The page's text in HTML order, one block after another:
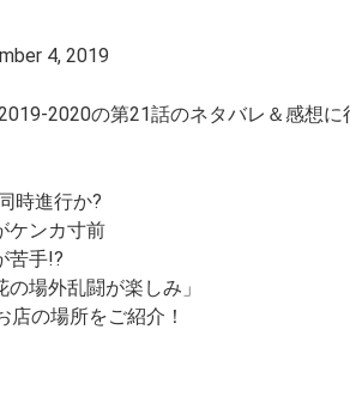
4, 2019
2020の第21話のネタバレ＆感想
時進行か?
ケンカ寸前
苦手!?
場外乱闘が楽しみ」
店の場所をご紹介！